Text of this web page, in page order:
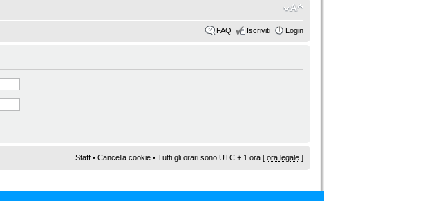
FAQ Iscriviti Login
Staff • Cancella cookie • Tutti gli orari sono UTC + 1 ora [ ora legale ]